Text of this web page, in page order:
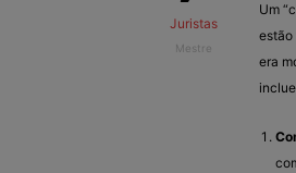
Juristas
Mestre
Um
estão
era